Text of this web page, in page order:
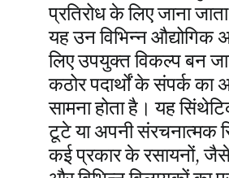
प्रतिरोध के लिए जाना
यह उन विभिन्न औद्योगिक
लिए उपयुक्त विकल्प बन
कठोर पदार्थों के संपर्क का
सामना होता है। यह
टूटे या अपनी संरचनात्मक
कई प्रकार के रसायनों, जैसे